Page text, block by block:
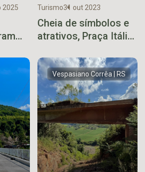
2025 Turismo31 out 2023
Cheia de símbolos e
atrativos, Praça Itália
em Ilópolis
Vespasiano Corrêa | RS